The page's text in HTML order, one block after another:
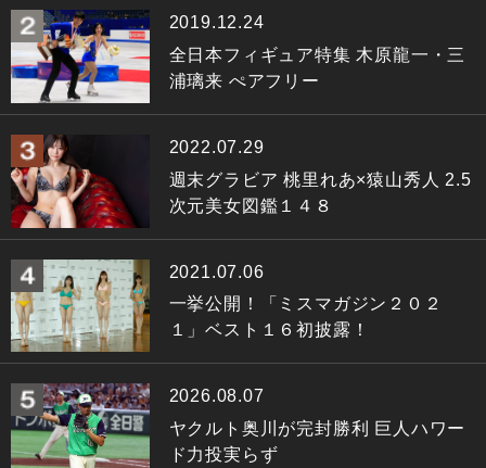
2019.12.24
全日本フィギュア特集 木原龍一・三
浦璃来 ぺアフリー
2022.07.29
週末グラビア 桃里れあ×猿山秀人 2.5
次元美女図鑑１４８
2021.07.06
一挙公開！「ミスマガジン２０２
１」ベスト１６初披露！
2026.08.07
ヤクルト奥川が完封勝利 巨人ハワー
ド力投実らず